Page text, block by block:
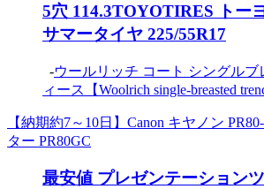
5穴 114.3TOYOTIRES トー
サマータイヤ 225/55R17
-ウールリッチ コート シングル
ィース【Woolrich single-breasted
【納期約7～10日】Canon キヤノン
ター PR80GC
最安値 プレゼンテーション